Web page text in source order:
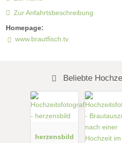
Zur Anfahrtsbeschreibung
Homepage:
www.brautfisch.tv
Beliebte
herzensbild